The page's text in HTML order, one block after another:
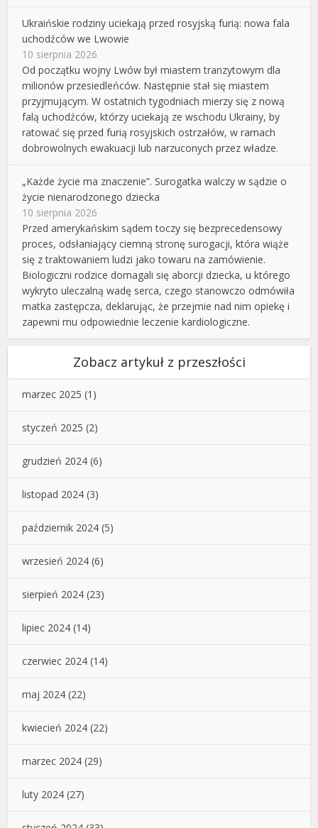
Ukraińskie rodziny uciekają przed rosyjską furią: nowa fala
uchodźców we Lwowie
10 sierpnia 2026
Od początku wojny Lwów był miastem tranzytowym dla
milionów przesiedleńców. Następnie stał się miastem
przyjmującym. W ostatnich tygodniach mierzy się z nową
falą uchodźców, którzy uciekają ze wschodu Ukrainy, by
ratować się przed furią rosyjskich ostrzałów, w ramach
dobrowolnych ewakuacji lub narzuconych przez władze.
„Każde życie ma znaczenie”. Surogatka walczy w sądzie o
życie nienarodzonego dziecka
10 sierpnia 2026
Przed amerykańskim sądem toczy się bezprecedensowy
proces, odsłaniający ciemną stronę surogacji, która wiąże
się z traktowaniem ludzi jako towaru na zamówienie.
Biologiczni rodzice domagali się aborcji dziecka, u którego
wykryto uleczalną wadę serca, czego stanowczo odmówiła
matka zastępcza, deklarując, że przejmie nad nim opiekę i
zapewni mu odpowiednie leczenie kardiologiczne.
Zobacz artykuł z przeszłości
marzec 2025 (1)
styczeń 2025 (2)
grudzień 2024 (6)
listopad 2024 (3)
październik 2024 (5)
wrzesień 2024 (6)
sierpień 2024 (23)
lipiec 2024 (14)
czerwiec 2024 (14)
maj 2024 (22)
kwiecień 2024 (22)
marzec 2024 (29)
luty 2024 (27)